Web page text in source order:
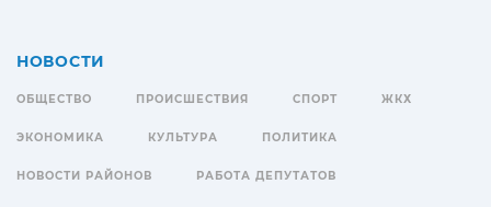
НОВОСТИ
ОБЩЕСТВО ПРОИСШЕСТВИЯ СПОРТ ЖКХ
ЭКОНОМИКА КУЛЬТУРА ПОЛИТИКА
НОВОСТИ РАЙОНОВ РАБОТА ДЕПУТАТОВ